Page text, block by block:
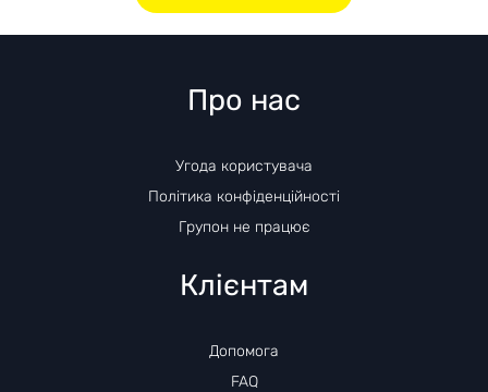
Про нас
Угода користувача
Політика конфіденційності
Групон не працює
Клієнтам
Допомога
FAQ